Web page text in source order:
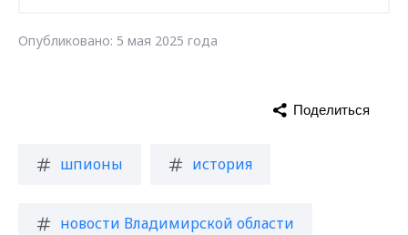
Опубликовано: 5 мая 2025 года
шпионы история
новости Владимирской области
Поделиться